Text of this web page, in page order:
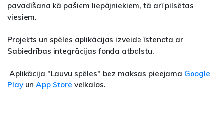
pavadīšana kā pašiem liepājniekiem, tā arī pilsētas
viesiem.
Projekts un spēles aplikācijas izveide īstenota ar
Sabiedrības integrācijas fonda atbalstu.
Aplikācija "Lauvu spēles" bez maksas pieejama Google
Playun App Store veikalos.